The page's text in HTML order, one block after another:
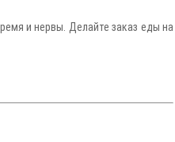
и нервы. Делайте заказ еды на